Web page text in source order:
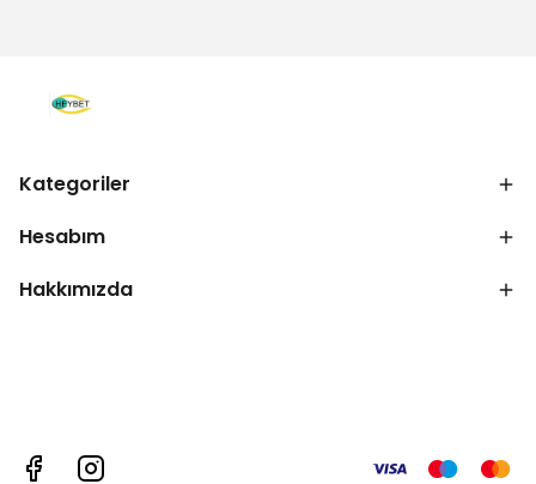
Kategoriler
Hesabım
Hakkımızda